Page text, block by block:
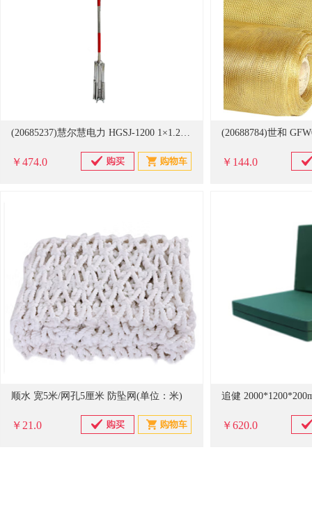
(20685237)慧尔慧电力 HGSJ-1200 1×1.2m 不锈钢伞式支架 红色(单位：个)
￥474.0 ￥144.0
顺水 宽5米/网孔5厘米 防坠网(单位：米)
￥21.0 ￥620.0